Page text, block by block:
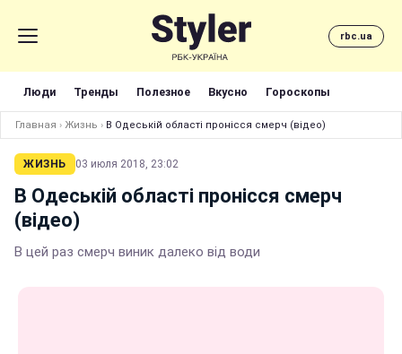
rbc.ua
Люди Тренды Полезное Вкусно Гороскопы
Главная › Жизнь › В Одеській області пронісся смерч (відео)
ЖИЗНЬ 03 июля 2018, 23:02
В Одеській області пронісся смерч
(відео)
В цей раз смерч виник далеко від води